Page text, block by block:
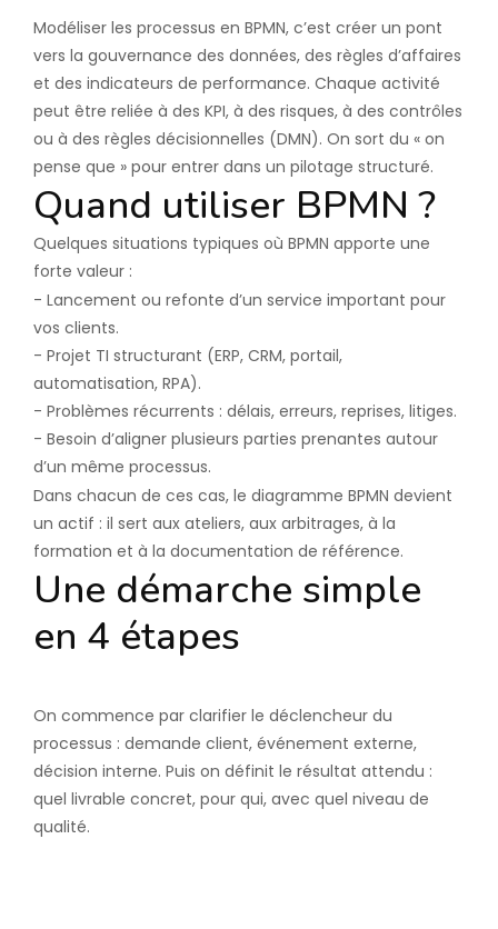
Modéliser les processus en BPMN, c’est créer un pont
vers la gouvernance des données, des règles d’affaires
et des indicateurs de performance. Chaque activité
peut être reliée à des KPI, à des risques, à des contrôles
ou à des règles décisionnelles (DMN). On sort du « on
pense que » pour entrer dans un pilotage structuré.
Quand utiliser BPMN ?
Quelques situations typiques où BPMN apporte une
forte valeur :
- Lancement ou refonte d’un service important pour
vos clients.
- Projet TI structurant (ERP, CRM, portail,
automatisation, RPA).
- Problèmes récurrents : délais, erreurs, reprises, litiges.
- Besoin d’aligner plusieurs parties prenantes autour
d’un même processus.
Dans chacun de ces cas, le diagramme BPMN devient
un actif : il sert aux ateliers, aux arbitrages, à la
formation et à la documentation de référence.
Une démarche simple
en 4 étapes
On commence par clarifier le déclencheur du
processus : demande client, événement externe,
décision interne. Puis on définit le résultat attendu :
quel livrable concret, pour qui, avec quel niveau de
qualité.